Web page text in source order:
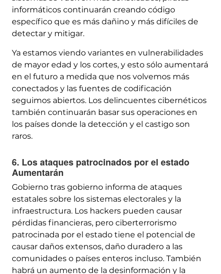
informáticos continuarán creando código
específico que es más dañino y más difíciles de
detectar y mitigar.
Ya estamos viendo variantes en vulnerabilidades
de mayor edad y los cortes, y esto sólo aumentará
en el futuro a medida que nos volvemos más
conectados y las fuentes de codificación
seguimos abiertos. Los delincuentes cibernéticos
también continuarán basar sus operaciones en
los países donde la detección y el castigo son
raros.
6. Los ataques patrocinados por el estado
Aumentarán
Gobierno tras gobierno informa de ataques
estatales sobre los sistemas electorales y la
infraestructura. Los hackers pueden causar
pérdidas financieras, pero ciberterrorismo
patrocinada por el estado tiene el potencial de
causar daños extensos, daño duradero a las
comunidades o países enteros incluso. También
habrá un aumento de la desinformación y la